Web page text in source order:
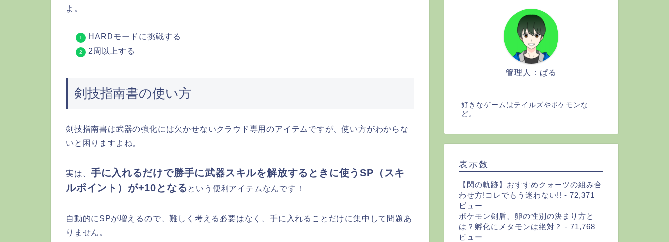
よ。
HARDモードに挑戦する
2周以上する
剣技指南書の使い方
剣技指南書は武器の強化には欠かせないクラウド専用のアイテムですが、使い方がわからな
いと困りますよね。
実は、手に入れるだけで勝手に武器スキルを解放するときに使うSP（スキ
ルポイント）が+10となる という便利アイテムなんです！
自動的にSPが増えるので、難しく考える必要はなく、手に入れることだけに集中して問題あ
りません。
管理人：ぱる
好きなゲームはテイルズやポケモンな
ど。
表示数
【閃の軌跡】おすすめクォーツの組み合
わせ方!コレでもう迷わない!! - 72,371
ビュー
ポケモン剣盾、卵の性別の決まり方と
は？孵化にメタモンは絶対？ - 71,768
ビュー